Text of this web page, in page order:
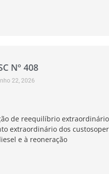
Nº 408
22, 2026
de reequilíbrio
extraordinário dos
e à reoneração